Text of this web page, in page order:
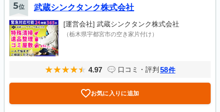
5位 武蔵シンクタンク株式会社
[運営会社] 武蔵シンクタンク株式会社
（栃木県宇都宮市の空き家片付け）
4.97 口コミ・評判 58件
お気に入りに追加